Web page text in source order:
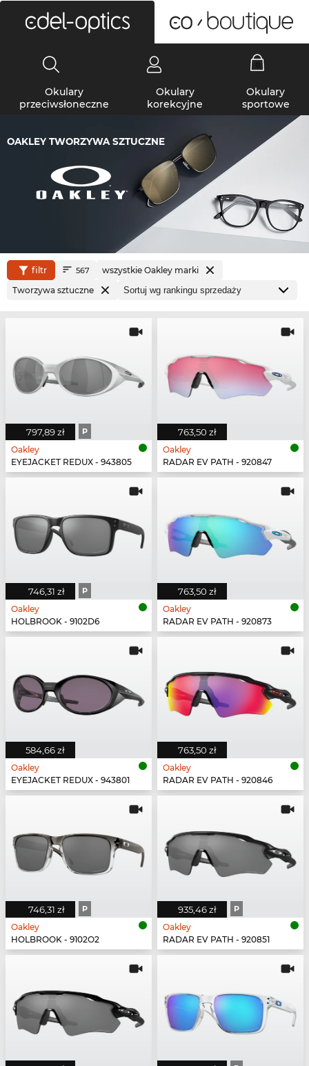
Okulary
przeciwsłoneczne
Okulary
korekcyjne
Okulary
sportowe
OAKLEY TWORZYWA SZTUCZNE
filtr 567
wszystkie Oakley marki
Tworzywa sztuczne
797,89 zł P
Oakley
EYEJACKET REDUX - 943805
763,50 zł
Oakley
RADAR EV PATH - 920847
746,31 zł P
Oakley
HOLBROOK - 9102D6
763,50 zł
Oakley
RADAR EV PATH - 920873
584,66 zł
Oakley
EYEJACKET REDUX - 943801
763,50 zł
Oakley
RADAR EV PATH - 920846
746,31 zł P
Oakley
HOLBROOK - 9102O2
935,46 zł P
Oakley
RADAR EV PATH - 920851